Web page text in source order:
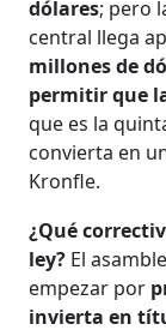
dólares; pero
central llega
millones de
permitir que
que es la
convierta en
Kronfle.
¿Qué
ley? El
empezar por
invierta en